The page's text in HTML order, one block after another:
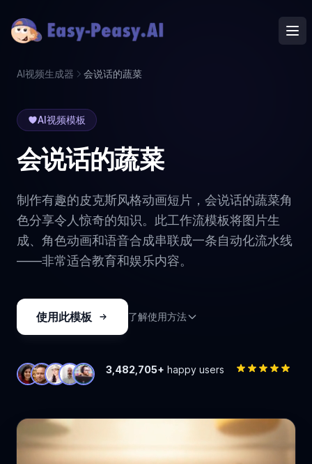
AI视频生成器 会说话的蔬菜
AI视频模板
会说话的蔬菜
制作有趣的皮克斯风格动画短片，会说话的蔬菜角
色分享令人惊奇的知识。此工作流模板将图片生
成、角色动画和语音合成串联成一条自动化流水线
——非常适合教育和娱乐内容。
使用此模板 了解使用方法
3,482,705+ happy users